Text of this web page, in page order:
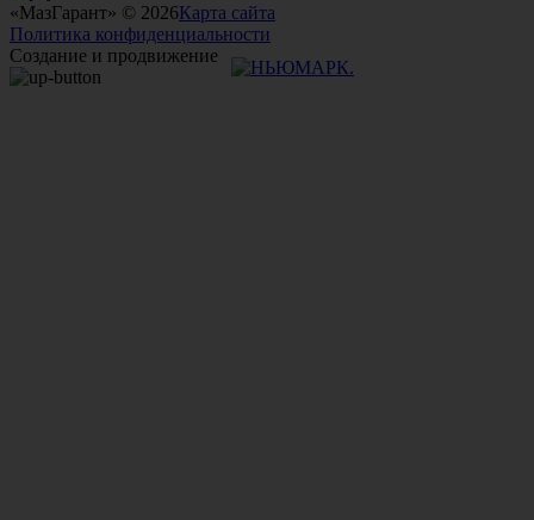
«МазГарант» © 2026Карта сайта
Политика конфиденциальности
Создание и продвижение